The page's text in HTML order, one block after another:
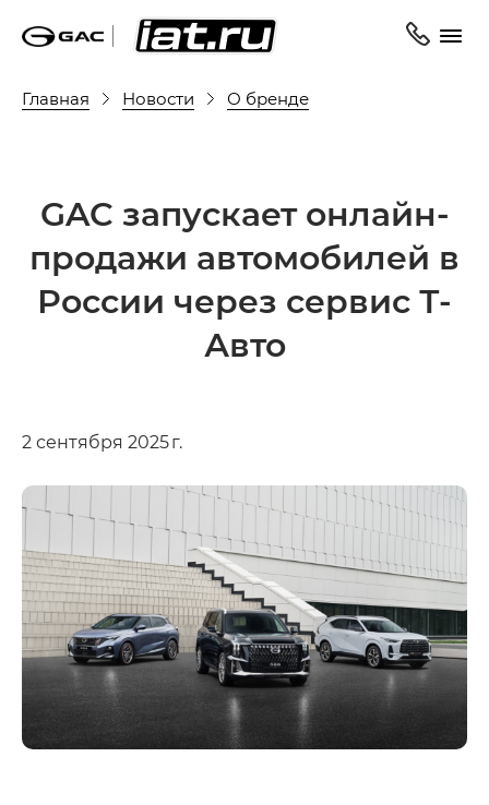
Главная Новости О бренде
GAC запускает онлайн-
продажи автомобилей в
России через сервис Т-
Авто
2 сентября 2025 г.